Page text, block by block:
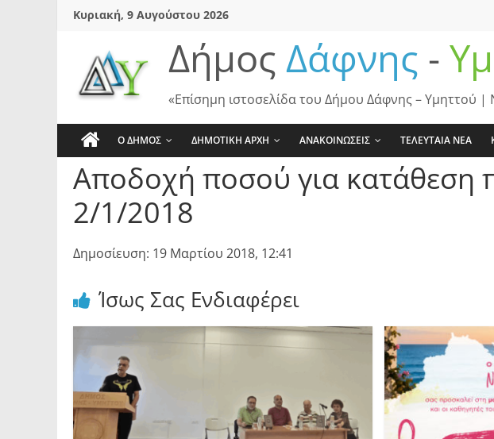
SkipΚυριακή, 9 Αυγούστου 2026
Δήμος Δάφνης -
«Επίσημη ιστοσελίδα του Δήμου Δάφνης – Υμηττού |
Ο ΔΗΜΟΣ ΔΗΜΟΤΙΚΗ ΑΡΧΗ ΑΝΑΚΟΙΝΩΣΕΙΣ ΤΕΛΕΥΤΑΙΑ ΝΕΑ
Αποδοχή ποσού για
2/1/2018
Δημοσίευση: 19 Μαρτίου 2018, 12:41
Ίσως Σας Ενδιαφέρει